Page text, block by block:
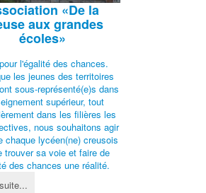
«De la
aux grandes
écoles»
l'égalité des chances.
les jeunes des territoires
sous-représenté(e)s dans
supérieur, tout
dans les filières les
nous souhaitons agir
chaque lycéen(ne) creusois
trouver sa voie et faire de
des chances une réalité.